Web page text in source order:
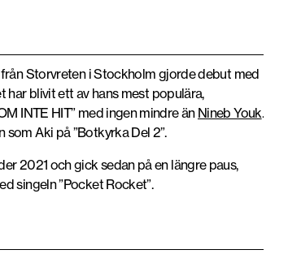
Storvreten i Stockholm gjorde debut med
har blivit ett av hans mest populära,
INTE HIT” med ingen mindre än Nineb Youk.
Aki på ”Botkyrka Del 2”.
2021 och gick sedan på en längre paus,
singeln ”Pocket Rocket”.